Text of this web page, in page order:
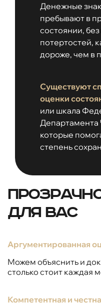
Денежные
пребывают в
состоянии,
потертостей,
дороже, чем в
Существуют
оценки
или шкала
Департамента
которые
степень
для вас
Аргументированная
Можем объяснить и
столько стоит каждая
Компетентная и